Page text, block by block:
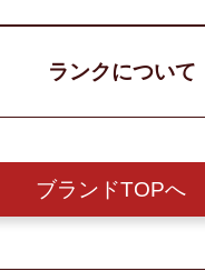
ランクについて
ブランドTOPへ